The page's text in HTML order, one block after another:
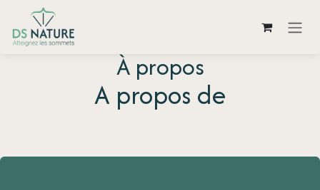
Se rendre au contenu
À propos
A propos de